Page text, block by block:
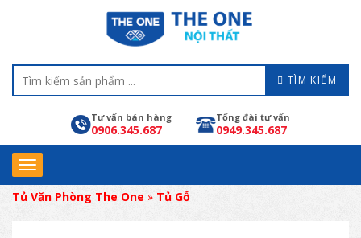
TÌM KIẾM
Tư vấn bán hàng
0906.345.687
Tổng đài tư vấn
0949.345.687
Tủ Văn Phòng The One » Tủ Gỗ